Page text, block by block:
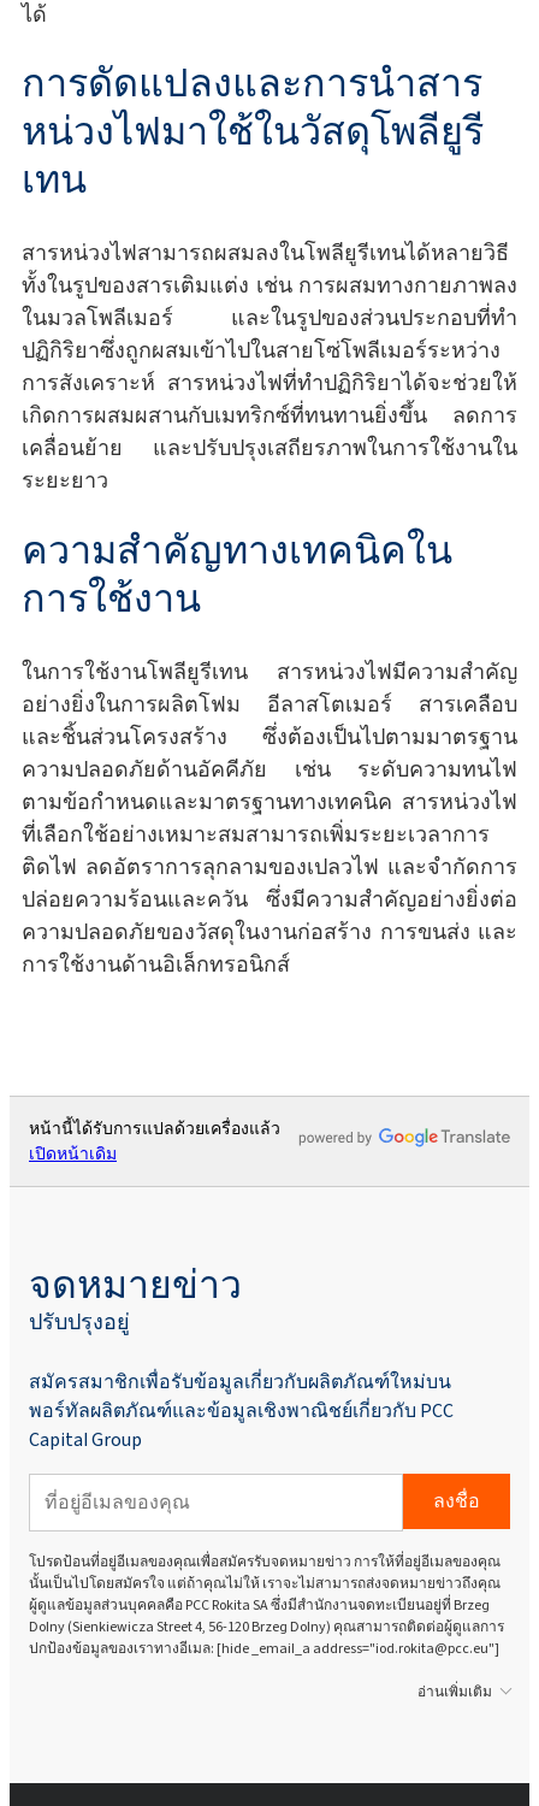
ได้
การดัดแปลงและการนำสาร
หน่วงไฟมาใช้ในวัสดุโพลียูรี
เทน
สารหน่วงไฟสามารถผสมลงในโพลียูรีเทนได้หลายวิธี
ทั้งในรูปของสารเติมแต่ง เช่น การผสมทางกายภาพลง
ในมวลโพลีเมอร์ และในรูปของส่วนประกอบที่ทำ
ปฏิกิริยาซึ่งถูกผสมเข้าไปในสายโซ่โพลีเมอร์ระหว่าง
การสังเคราะห์ สารหน่วงไฟที่ทำปฏิกิริยาได้จะช่วยให้
เกิดการผสมผสานกับเมทริกซ์ที่ทนทานยิ่งขึ้น ลดการ
เคลื่อนย้าย และปรับปรุงเสถียรภาพในการใช้งานใน
ระยะยาว
ความสำคัญทางเทคนิคใน
การใช้งาน
ในการใช้งานโพลียูรีเทน สารหน่วงไฟมีความสำคัญ
อย่างยิ่งในการผลิตโฟม อีลาสโตเมอร์ สารเคลือบ
และชิ้นส่วนโครงสร้าง ซึ่งต้องเป็นไปตามมาตรฐาน
ความปลอดภัยด้านอัคคีภัย เช่น ระดับความทนไฟ
ตามข้อกำหนดและมาตรฐานทางเทคนิค สารหน่วงไฟ
ที่เลือกใช้อย่างเหมาะสมสามารถเพิ่มระยะเวลาการ
ติดไฟ ลดอัตราการลุกลามของเปลวไฟ และจำกัดการ
ปล่อยความร้อนและควัน ซึ่งมีความสำคัญอย่างยิ่งต่อ
ความปลอดภัยของวัสดุในงานก่อสร้าง การขนส่ง และ
การใช้งานด้านอิเล็กทรอนิกส์
หน้านี้ได้รับการแปลด้วยเครื่องแล้ว
เปิดหน้าเดิม
จดหมายข่าว
ปรับปรุงอยู่
สมัครสมาชิกเพื่อรับข้อมูลเกี่ยวกับผลิตภัณฑ์ใหม่บน
พอร์ทัลผลิตภัณฑ์และข้อมูลเชิงพาณิชย์เกี่ยวกับ PCC
Capital Group
ลงชื่อ
โปรดป้อนที่อยู่อีเมลของคุณเพื่อสมัครรับจดหมายข่าว การให้ที่อยู่อีเมลของคุณ
นั้นเป็นไปโดยสมัครใจ แต่ถ้าคุณไม่ให้ เราจะไม่สามารถส่งจดหมายข่าวถึงคุณ
ผู้ดูแลข้อมูลส่วนบุคคลคือ PCC Rokita SA ซึ่งมีสำนักงานจดทะเบียนอยู่ที่ Brzeg
Dolny (Sienkiewicza Street 4, 56-120 Brzeg Dolny) คุณสามารถติดต่อผู้ดูแลการ
ปกป้องข้อมูลของเราทางอีเมล: [hide _email_a address="iod.rokita@pcc.eu"]
อ่านเพิ่มเติม